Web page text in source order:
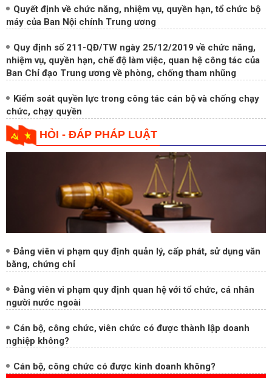
của người có chức vụ, quyền hạn trong cơ quan, tổ chức,
đơn vị
Quyết định về chức năng, nhiệm vụ, quyền hạn, tổ chức bộ
máy của Ban Nội chính Trung ương
Quy định số 211-QĐ/TW ngày 25/12/2019 về chức năng,
nhiệm vụ, quyền hạn, chế độ làm việc, quan hệ công tác của
Ban Chỉ đạo Trung ương về phòng, chống tham nhũng
Kiểm soát quyền lực trong công tác cán bộ và chống chạy
chức, chạy quyền
HỎI - ĐÁP PHÁP LUẬT
Đảng viên vi phạm quy định quản lý, cấp phát, sử dụng văn
bằng, chứng chỉ
Đảng viên vi phạm quy định quan hệ với tổ chức, cá nhân
người nước ngoài
Cán bộ, công chức, viên chức có được thành lập doanh